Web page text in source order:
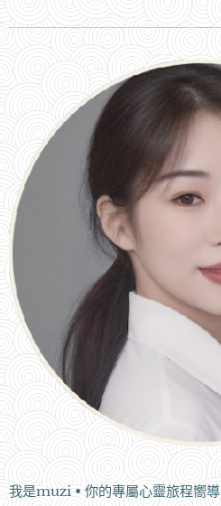
我是muzi • 你的專屬心靈旅程嚮導